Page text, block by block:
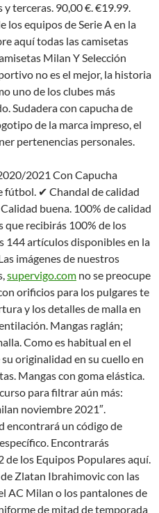
terceras. 90,00 €. €19.99.
los equipos de Serie A en la
aquí todas las camisetas
Milan Y Selección
no es el mejor, la historia
uno de los clubes más
Sudadera con capucha de
de la marca impreso, el
pertenencias personales.
2021 Con Capucha
fútbol. ✔ Chandal de calidad
buena. 100% de calidad
que recibirás 100% de los
144 artículos disponibles en la
imágenes de nuestros
supervigo.com no se preocupe
orificios para los pulgares te
y los detalles de malla en
Mangas raglán;
Como es habitual en el
originalidad en su cuello en
Mangas con goma elástica.
para filtrar aún más:
noviembre 2021″.
encontrará un código de
Encontrarás
los Equipos Populares aquí.
Zlatan Ibrahimovic con las
AC Milan o los pantalones de
de mitad de temporada